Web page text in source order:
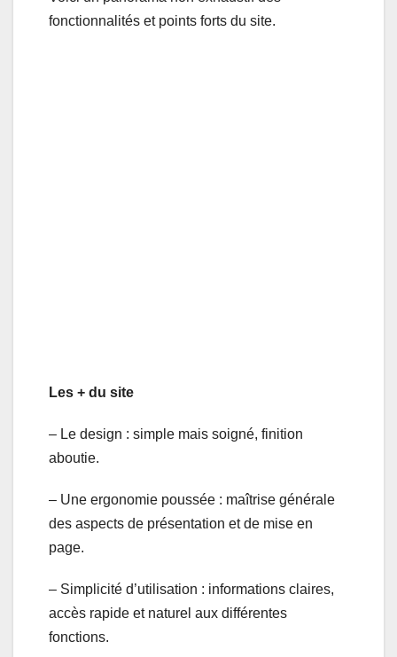
fonctionnalités et points forts du site.
Les + du site
– Le design : simple mais soigné, finition
aboutie.
– Une ergonomie poussée : maîtrise générale
des aspects de présentation et de mise en
page.
– Simplicité d’utilisation : informations claires,
accès rapide et naturel aux différentes
fonctions.